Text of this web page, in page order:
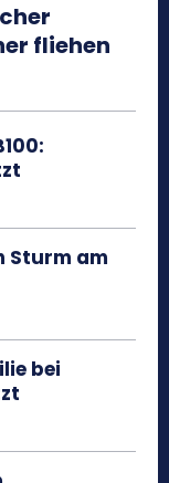
fliehen
Sturm am
bei